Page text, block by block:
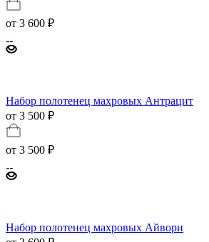
от 3 600 ₽
Набор полотенец махровых Антрацит
от 3 500 ₽
от 3 500 ₽
Набор полотенец махровых Айвори